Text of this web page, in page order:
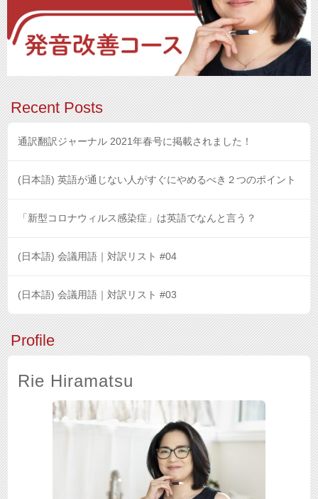
Recent Posts
通訳翻訳ジャーナル 2021年春号に掲載されました！
(日本語) 英語が通じない人がすぐにやめるべき２つのポイント
「新型コロナウィルス感染症」は英語でなんと言う？
(日本語) 会議用語｜対訳リスト #04
(日本語) 会議用語｜対訳リスト #03
Profile
Rie Hiramatsu